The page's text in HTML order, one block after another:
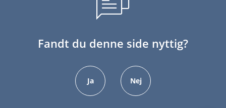
Fandt du denne side nyttig?
Ja Nej